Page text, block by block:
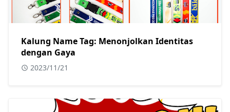
Kalung Name Tag: Menonjolkan Identitas
dengan Gaya
2023/11/21